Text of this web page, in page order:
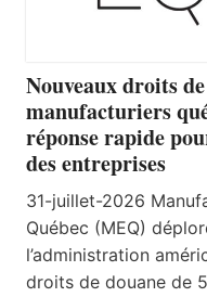
Nouveaux droits
manufacturiers
réponse rapide
des entreprises
31-juillet-2026
Québec (MEQ)
l’administration
droits de douane de